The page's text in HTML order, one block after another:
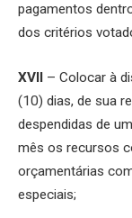
pagamentos
dos critérios
XVII – Colocar à
(10) dias, de sua
despendidas de
mês os recursos
orçamentárias
especiais;